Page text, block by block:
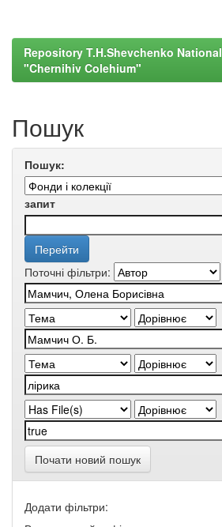
Repository T.H.Shevchenko
"Chernihiv Colehium"
Пошук
Пошук:
запит
Поточні фільтри:
Почати новий пошук
Додати фільтри: